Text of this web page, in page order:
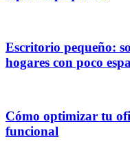
Escritorio pequeño:
hogares con poco
Cómo optimizar tu
funcional